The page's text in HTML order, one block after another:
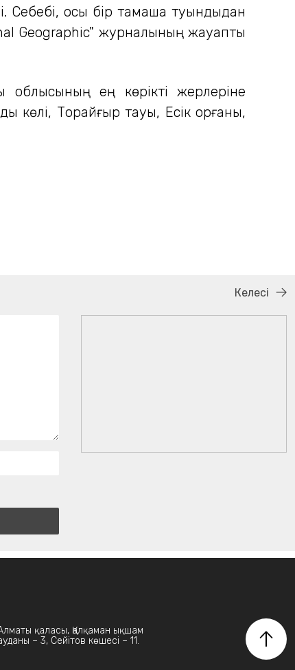
Себебі, осы бір тамаша туындыдан
Geographic" журналының жауапты
облысының ең көрікті жерлеріне
Торайғыр тауы, Есік қорғаны,
Келесі
қаласы, Қалқаман ықшам
– 3, Сейітов көшесі – 11.